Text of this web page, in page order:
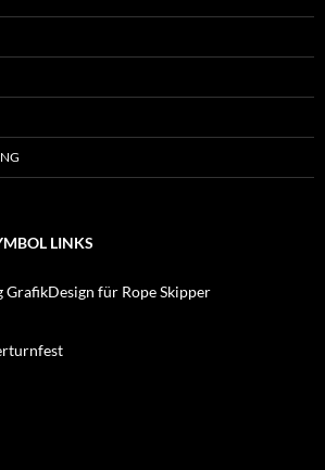
LINKS
GrafikDesign für Rope Skipper